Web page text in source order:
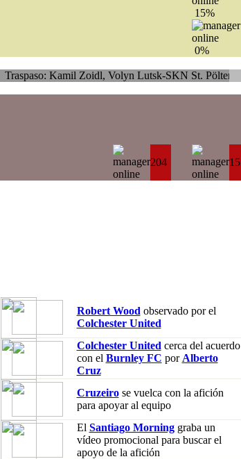
15%
0%
Zoidl, Volyn Lutsk-SKN St. Pölten
204 15
Robert Wood observado por el
Colchester United
Colchester United cerca del acuerdo
con el Burnley FC por Alberto
Cruz
Cruzeirose vuelca con la afición
para apoyar al equipo
El Santiago Morninggraba un
vídeo promocional para buscar el
apoyo de la afición